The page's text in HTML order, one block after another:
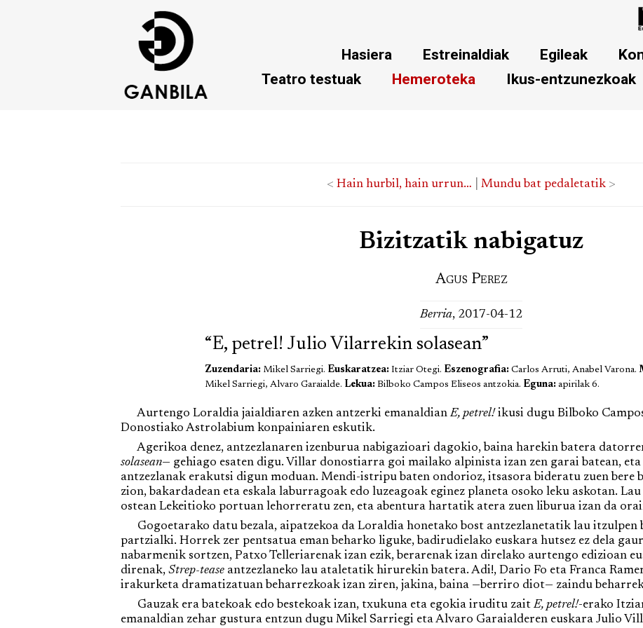
Hasiera Estreinaldiak Egileak
Teatro testuak
Hemeroteka Ikus-entzunezkoak
< Hain hurbil, hain urrun… Mundu bat pedaletatik >
Bizitzatik nabigatuz
Agus Perez
Berria, 2017-04-12
“E, petrel! Julio Vilarrekin solasean”
Zuzendaria: Mikel Sarriegi. Euskaratzea: Itziar Otegi. Eszenografia: Carlos Arruti, Anabel Varona.
Mikel Sarriegi, Alvaro Garaialde. Lekua: Bilboko Campos Eliseos antzokia. Eguna: apirilak 6.
Aurtengo Loraldia jaialdiaren azken antzerki emanaldianE, petrel!ikusi dugu Bilboko
Donostiako Astrolabium konpainiaren eskutik.
Agerikoa denez, antzezlanaren izenburua nabigazioari dagokio, baina harekin batera
solasean— gehiago esaten digu. Villar donostiarra goi mailako alpinista izan zen garai batean,
antzezlanak erakutsi digun moduan. Mendi-istripu baten ondorioz, itsasora bideratu zuen bere
zion, bakardadean eta eskala laburragoak edo luzeagoak eginez planeta osoko leku askotan.
ostean Lekeitioko portuan lehorreratu zen, eta abentura hartatik atera zuen liburua izan da
Gogoetarako datu bezala, aipatzekoa da Loraldia honetako bost antzezlanetatik lau itzulpen
partzialki. Horrek zer pentsatua eman beharko liguke, badirudielako euskara hutsez ez dela
nabarmenik sortzen, Patxo Telleriarenak izan ezik, berarenak izan direlako aurtengo edizioan
direnak, Strep-tease antzezlaneko lau ataletatik hirurekin batera. Adi!, Dario Fo eta Franca
irakurketa dramatizatuan beharrezkoak izan ziren, jakina, baina —berriro diot— zaindu
Gauzak era batekoak edo bestekoak izan, txukuna eta egokia iruditu zaitE, petrel!-erako
emanaldian zehar gustura entzun dugu Mikel Sarriegi eta Alvaro Garaialderen euskara Julio